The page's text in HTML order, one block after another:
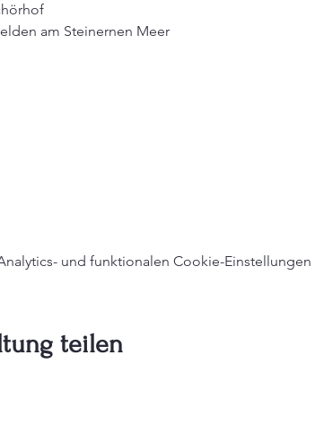
am Steinernen Meer
und funktionalen Cookie-
teilen